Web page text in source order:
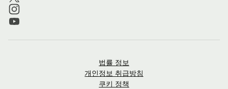
법률 정보
개인정보 취급방침
쿠키 정책